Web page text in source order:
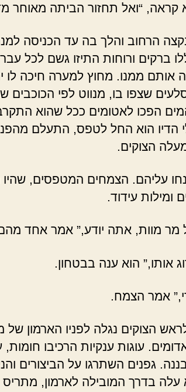
קראה, “ואל תחזור הביתה מאוחר
הרחוב והלך בה עד הכניסה
ברקים ורוחות התיזו גשם לכל
אותם ממנו. מחוץ למערה חיכה לו
שצפו בו, מנווט לפי הכוכבים
הפכו לאטומים ככל שהוא
הדיו הוא החל לטפס, התעלם
הצוקים.
עליהם. הצמחים המטפסים, שהיו
ומילות עידוד.
מר מוות, אתה יודע,” אמר אחד
אותו,” הוא ענה בבטחון.
אמר הצמח.
הצוקים נגלה לפניו הארמון של
עוגות ענקיות הרכיבו חומות,
גפנים השתרגו על הביצורים
עלה בדרך המובילה לארמון, מתריס